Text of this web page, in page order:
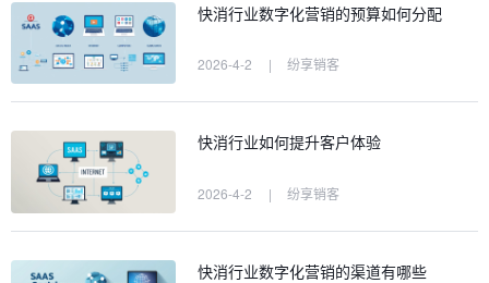
快消行业数字化营销的预算如何分配
2026-4-2 | 纷享销客
快消行业如何提升客户体验
2026-4-2 | 纷享销客
快消行业数字化营销的渠道有哪些